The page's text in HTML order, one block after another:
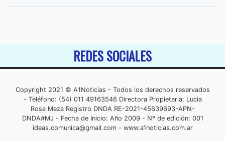
REDES SOCIALES
Copyright 2021 © A1Noticias - Todos los derechos reservados
- Teléfono: (54) 011 49163546 Directora Propietaria: Lucia
Rosa Meza Registro DNDA RE-2021-45639693-APN-
DNDA#MJ - Fecha de Inicio: Año 2009 - Nº de edición: 001
ideas.comunica@gmail.com- www.a1noticias.com.ar